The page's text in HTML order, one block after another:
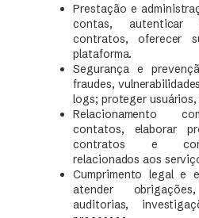
Prestação e
contas, autenticar
contratos, oferecer
plataforma.
Segurança e
fraudes,
logs; proteger
Relacionamento
contatos, elaborar
contratos e
relacionados aos
Cumprimento legal e
atender
auditorias,